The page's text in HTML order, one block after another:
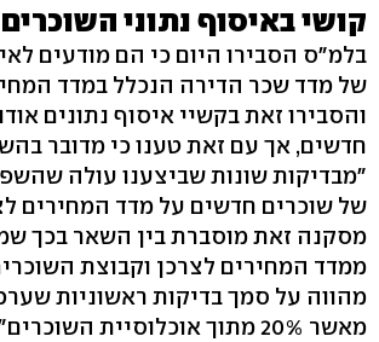
קושי באיסוף נתוני
בלמ"ס הסבירו היום כי הם מודעים
של מדד שכר הדירה הנכלל במדד
והסבירו זאת בקשיי איסוף נתונים
חדשים, אך עם זאת טענו כי מדובר
"מבדיקות שונות שביצענו עולה
של שוכרים חדשים על מדד המחירים
ממדד המחירים לצרכן וקבוצת
מהווה על סמך בדיקות ראשוניות
מאשר 20% מתוך אוכלוסיית השוכרים".